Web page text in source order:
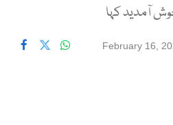
آمدید کہا
February 16,